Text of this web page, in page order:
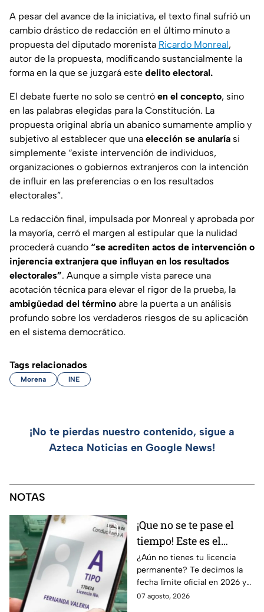
A pesar del avance de la iniciativa, el texto final sufrió un
cambio drástico de redacción en el último minuto a
propuesta del diputado morenista Ricardo Monreal,
autor de la propuesta, modificando sustancialmente la
forma en la que se juzgará este delito electoral.
El debate fuerte no solo se centró en el concepto, sino
en las palabras elegidas para la Constitución. La
propuesta original abría un abanico sumamente amplio y
subjetivo al establecer que una elección se anularía si
simplemente “existe intervención de individuos,
organizaciones o gobiernos extranjeros con la intención
de influir en las preferencias o en los resultados
electorales”.
La redacción final, impulsada por Monreal y aprobada por
la mayoría, cerró el margen al estipular que la nulidad
procederá cuando “se acrediten actos de intervención o
injerencia extranjera que influyan en los resultados
electorales”. Aunque a simple vista parece una
acotación técnica para elevar el rigor de la prueba, la
ambigüedad del término abre la puerta a un análisis
profundo sobre los verdaderos riesgos de su aplicación
en el sistema democrático.
Tags relacionados
Morena INE
¡No te pierdas nuestro contenido, sigue a
Azteca Noticias en Google News!
NOTAS
¡Que no se te pase el
tiempo! Este es el
último día para
tramitar la licencia
permanente en CDMX y
Edomex
¿Aún no tienes tu licencia
permanente? Te decimos la
fecha límite oficial en 2026 y
los requisitos para tramitarla
07 agosto, 2026